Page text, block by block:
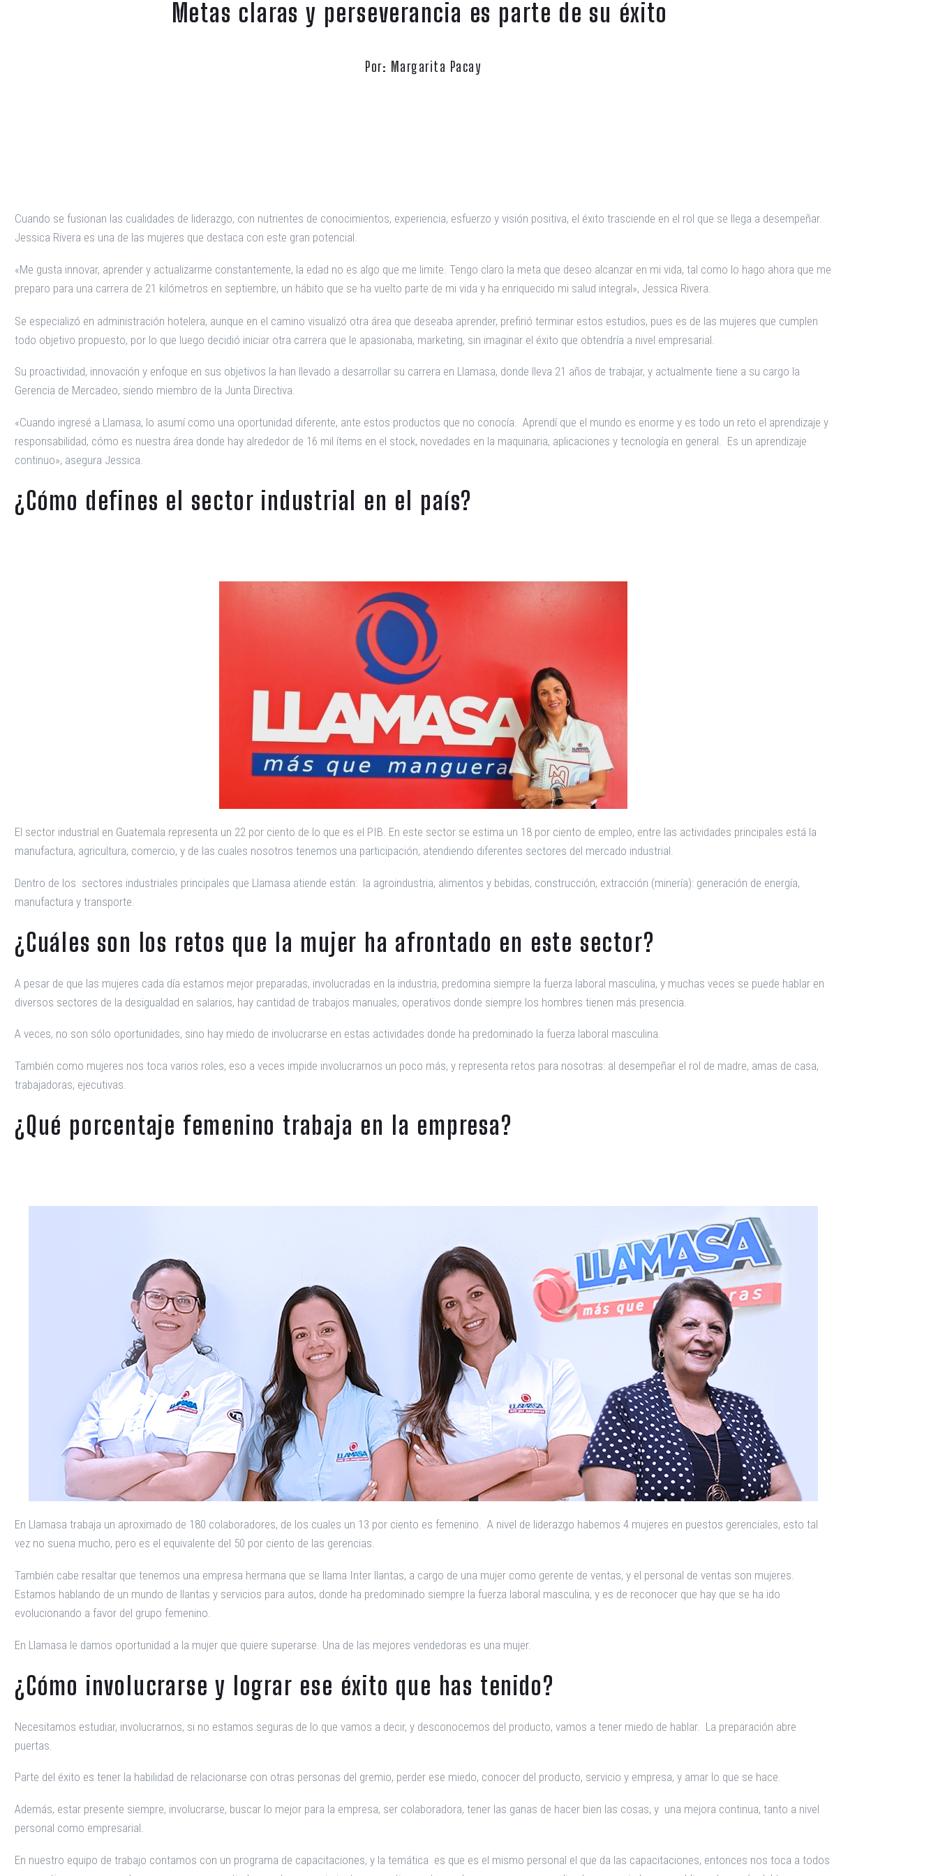
Metas claras y perseverancia es parte de su éxito
Por: Margarita Pacay
Cuando se fusionan las cualidades de liderazgo, con nutrientes de conocimientos, experiencia, esfuerzo y visión positiva, el éxito trasciende en el rol que se llega a desempeñar.
Jessica Rivera es una de las mujeres que destaca con este gran potencial.
«Me gusta innovar, aprender y actualizarme constantemente, la edad no es algo que me limite. Tengo claro la meta que deseo alcanzar en mi vida, tal como lo hago ahora que me
preparo para una carrera de 21 kilómetros en septiembre, un hábito que se ha vuelto parte de mi vida y ha enriquecido mi salud integral», Jessica Rivera.
Se especializó en administración hotelera, aunque en el camino visualizó otra área que deseaba aprender, prefirió terminar estos estudios, pues es de las mujeres que cumplen
todo objetivo propuesto, por lo que luego decidió iniciar otra carrera que le apasionaba, marketing, sin imaginar el éxito que obtendría a nivel empresarial.
Su proactividad, innovación y enfoque en sus objetivos la han llevado a desarrollar su carrera en Llamasa, donde lleva 21 años de trabajar, y actualmente tiene a su cargo la
Gerencia de Mercadeo, siendo miembro de la Junta Directiva.
«Cuando ingresé a Llamasa, lo asumí como una oportunidad diferente, ante estos productos que no conocía. Aprendí que el mundo es enorme y es todo un reto el aprendizaje y
responsabilidad, cómo es nuestra área donde hay alrededor de 16 mil ítems en el stock, novedades en la maquinaria, aplicaciones y tecnología en general. Es un aprendizaje
continuo», asegura Jessica.
¿Cómo defines el sector industrial en el país?
El sector industrial en Guatemala representa un 22 por ciento de lo que es el PIB. En este sector se estima un 18 por ciento de empleo, entre las actividades principales está la
manufactura, agricultura, comercio, y de las cuales nosotros tenemos una participación, atendiendo diferentes sectores del mercado industrial.
Dentro de los sectores industriales principales que Llamasa atiende están: la agroindustria, alimentos y bebidas, construcción, extracción (minería): generación de energía,
manufactura y transporte.
¿Cuáles son los retos que la mujer ha afrontado en este sector?
A pesar de que las mujeres cada día estamos mejor preparadas, involucradas en la industria, predomina siempre la fuerza laboral masculina, y muchas veces se puede hablar en
diversos sectores de la desigualdad en salarios, hay cantidad de trabajos manuales, operativos donde siempre los hombres tienen más presencia.
A veces, no son sólo oportunidades, sino hay miedo de involucrarse en estas actividades donde ha predominado la fuerza laboral masculina.
También como mujeres nos toca varios roles, eso a veces impide involucrarnos un poco más, y representa retos para nosotras: al desempeñar el rol de madre, amas de casa,
trabajadoras, ejecutivas.
¿Qué porcentaje femenino trabaja en la empresa?
En Llamasa trabaja un aproximado de 180 colaboradores, de los cuales un 13 por ciento es femenino. A nivel de liderazgo habemos 4 mujeres en puestos gerenciales, esto tal
vez no suena mucho, pero es el equivalente del 50 por ciento de las gerencias.
También cabe resaltar que tenemos una empresa hermana que se llama Inter llantas, a cargo de una mujer como gerente de ventas, y el personal de ventas son mujeres.
Estamos hablando de un mundo de llantas y servicios para autos, donde ha predominado siempre la fuerza laboral masculina, y es de reconocer que hay que se ha ido
evolucionando a favor del grupo femenino.
En Llamasa le damos oportunidad a la mujer que quiere superarse. Una de las mejores vendedoras es una mujer.
¿Cómo involucrarse y lograr ese éxito que has tenido?
Necesitamos estudiar, involucrarnos, si no estamos seguras de lo que vamos a decir, y desconocemos del producto, vamos a tener miedo de hablar. La preparación abre
puertas.
Parte del éxito es tener la habilidad de relacionarse con otras personas del gremio, perder ese miedo, conocer del producto, servicio y empresa, y amar lo que se hace.
Además, estar presente siempre, involucrarse, buscar lo mejor para la empresa, ser colaboradora, tener las ganas de hacer bien las cosas, y una mejora continua, tanto a nivel
personal como empresarial.
En nuestro equipo de trabajo contamos con un programa de capacitaciones, y la temática es que es el mismo personal el que da las capacitaciones, entonces nos toca a todos